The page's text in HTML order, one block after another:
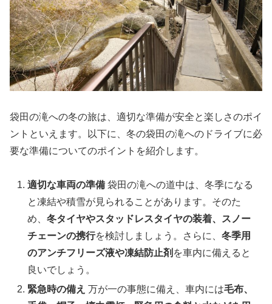
袋田の滝への冬の旅は、適切な準備が安全と楽しさのポイ
ントといえます。以下に、冬の袋田の滝へのドライブに必
要な準備についてのポイントを紹介します。
適切な車両の準備 袋田の滝への道中は、冬季になる
と凍結や積雪が見られることがあります。そのた
め、冬タイヤやスタッドレスタイヤの装着、スノー
チェーンの携行を検討しましょう。さらに、冬季用
のアンチフリーズ液や凍結防止剤 を車内に備えると
良いでしょう。
緊急時の備え 万が一の事態に備え、車内には毛布、